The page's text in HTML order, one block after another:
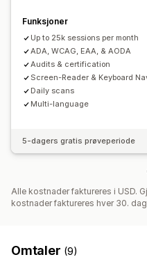
Funksjoner
Up to 25k sessions per month
ADA, WCAG, EAA, & AODA
Audits & certification
Screen-Reader & Keyboard
Daily scans
Multi-language
5-dagers gratis prøveperiode
Alle kostnader faktureres i USD.
kostnader faktureres hver 30.
Omtaler (9)